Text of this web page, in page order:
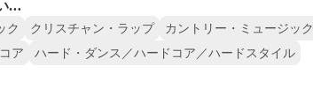
…
ク クリスチャン・ラップ
カントリー・ミュージック
ア
ハード・ダンス／ハードコア／ハードスタイル